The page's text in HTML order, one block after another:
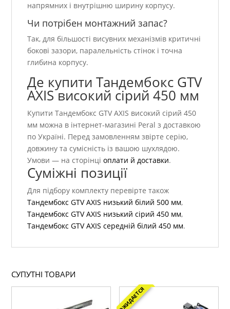
напрямних і внутрішню ширину корпусу.
Чи потрібен монтажний запас?
Так, для більшості висувних механізмів критичні
бокові зазори, паралельність стінок і точна
глибина корпусу.
Де купити Тандембокс GTV
AXIS високий сірий 450 мм
Купити Тандембокс GTV AXIS високий сірий 450
мм можна в інтернет-магазині Peral з доставкою
по Україні. Перед замовленням звірте серію,
довжину та сумісність із вашою шухлядою.
Умови — на сторінціоплати й доставки.
Суміжні позиції
Для підбору комплекту перевірте також
Тандембокс GTV AXIS низький білий 500 мм,
Тандембокс GTV AXIS низький сірий 450 мм,
Тандембокс GTV AXIS середній білий 450 мм.
СУПУТНІ ТОВАРИ
ОЖИДАЕТСЯ